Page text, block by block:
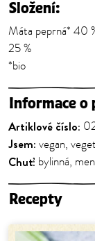
Složení:
Máta peprná* 40
25 %
*bio
Informace o
Artiklové číslo:
Jsem: vegan,
Chuť: bylinná,
Recepty